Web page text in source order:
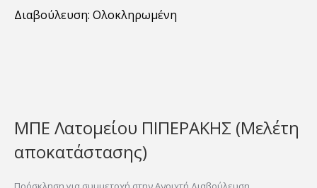
Διαβούλευση: Ολοκληρωμένη
ΜΠΕ Λατομείου ΠΙΠΕΡΑΚΗΣ (Μελέτη
αποκατάστασης)